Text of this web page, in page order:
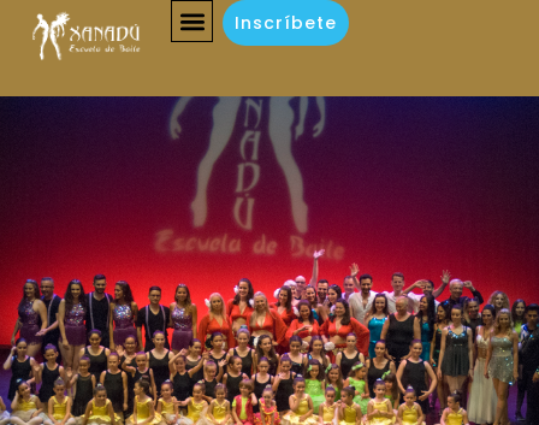
Inscríbete